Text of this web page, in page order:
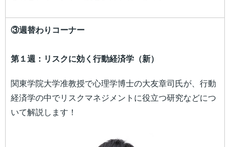
③週替わりコーナー
第１週：リスクに効く行動経済学（新）
関東学院大学准教授で心理学博士の大友章司氏が、行動
経済学の中でリスクマネジメントに役立つ研究などにつ
いて解説します！